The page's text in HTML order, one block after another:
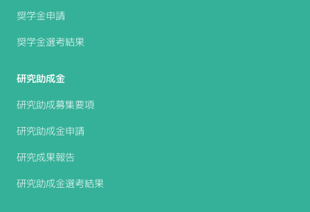
奨学金申請
奨学金選考結果
研究助成金
研究助成募集要項
研究助成金申請
研究成果報告
研究助成金選考結果